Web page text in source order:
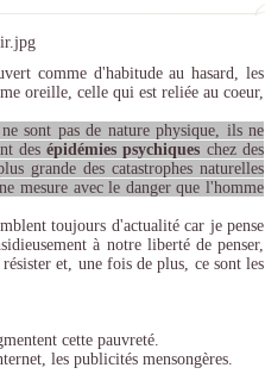
comme d'habitude au hasard, les
oreille, celle qui est reliée au coeur,
sont pas de nature physique, ils ne
desépidémies psychiques chez des
grande des catastrophes naturelles
mesure avec le danger que l'homme
toujours d'actualité car je pense
à notre liberté de penser,
et, une fois de plus, ce sont les
cette pauvreté.
les publicités mensongères.